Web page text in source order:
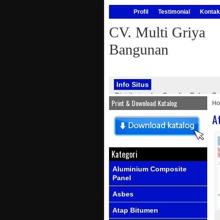
Profil Testimonial Kontak
CV. Multi Griya
Bangunan
Info Situs
Distributor dan Supplier Bahan
bangunan, seperti : atap
Info Produk
Ada produk-
Print & Download Katalog
Kategori
Aluminium Composite
Panel
Asbes
Atap Bitumen